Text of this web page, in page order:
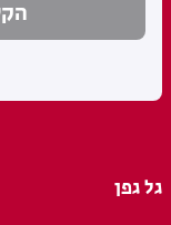
גל גפן